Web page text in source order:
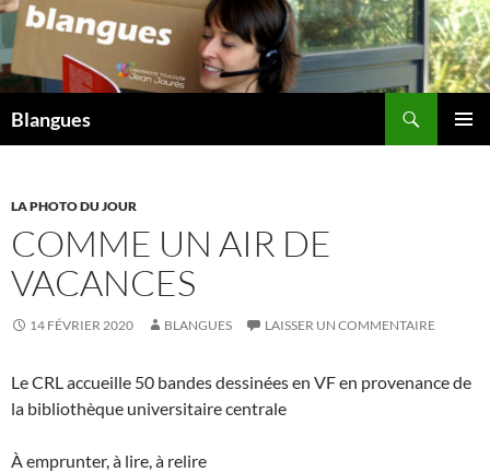
Aller
au
contenu
Blangues
LA PHOTO DU JOUR
COMME UN AIR DE
VACANCES
14 FÉVRIER 2020 BLANGUES LAISSER UN COMMENTAIRE
Le CRL accueille 50 bandes dessinées en VF en provenance de
la bibliothèque universitaire centrale
À emprunter, à lire, à relire